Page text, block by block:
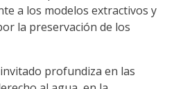
a los modelos extractivos y
la preservación de los
profundiza en las